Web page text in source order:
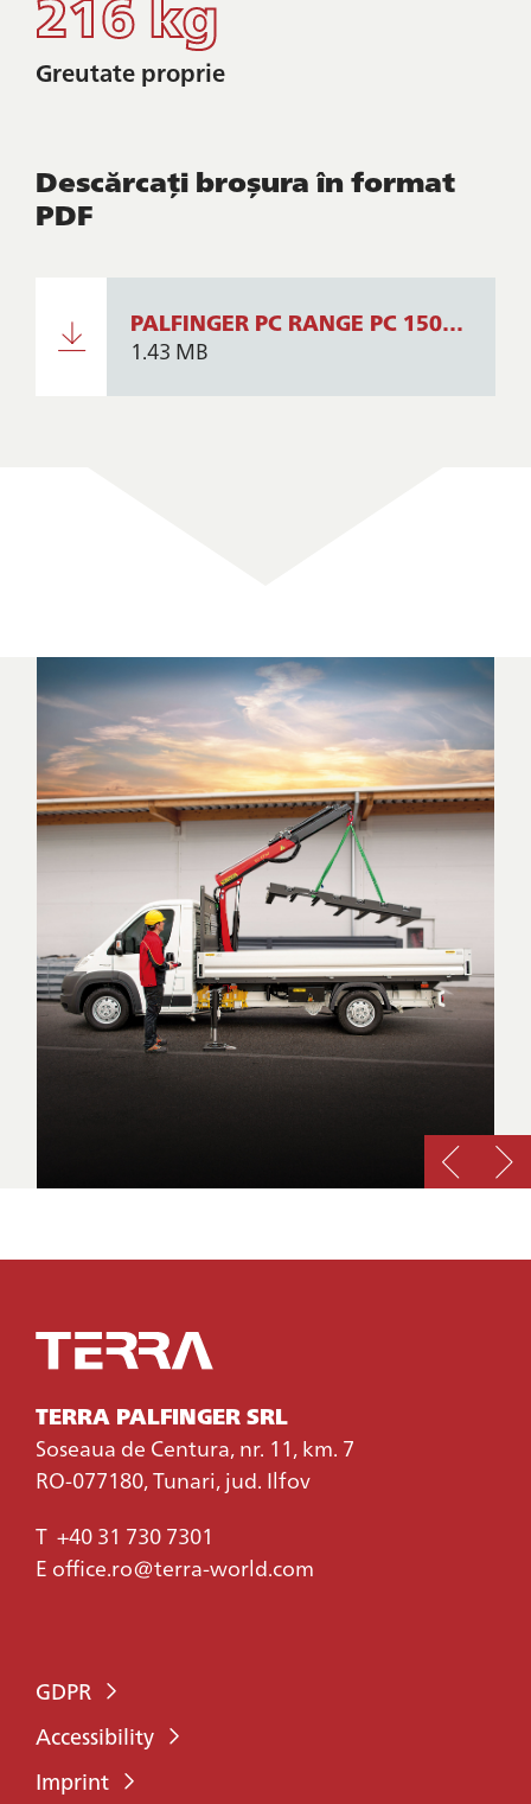
Greutate proprie
Descărcați broșura în format
PDF
PALFINGER PC RANGE PC 1500 Compact, PC 2700 Compact, PC 3800 Compact - ENG.pdf
1.43 MB
TERRA PALFINGER SRL
Soseaua de Centura, nr. 11, km. 7
RO-077180, Tunari, jud. Ilfov
T +40 31 730 7301
E office.ro@terra-world.com
GDPR
Accessibility
Imprint